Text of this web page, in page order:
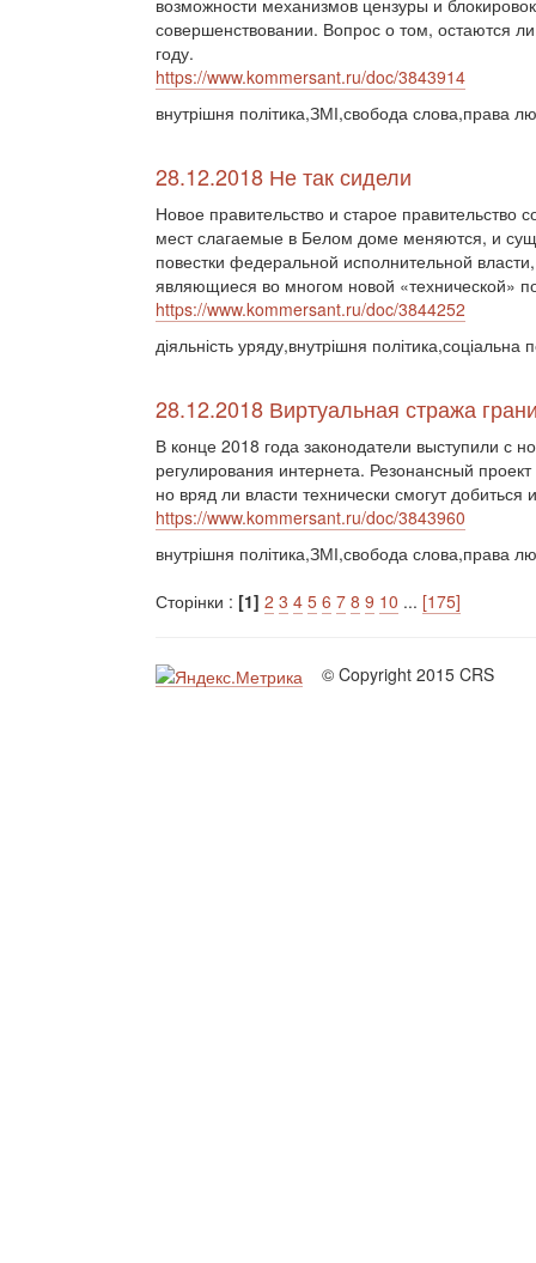
возможности механизмов цензуры и
совершенствовании. Вопрос о том, остаются
году.
https://www.kommersant.ru/doc/3843914
внутрішня політика,ЗМІ,свобода слова,права
28.12.2018 Не так сидели
Новое правительство и старое правительство
мест слагаемые в Белом доме меняются, и
повестки федеральной исполнительной
являющиеся во многом новой «технической»
https://www.kommersant.ru/doc/3844252
діяльність уряду,внутрішня політика,соціальна
28.12.2018 Виртуальная стража
В конце 2018 года законодатели выступили с
регулирования интернета. Резонансный
но вряд ли власти технически смогут добиться
https://www.kommersant.ru/doc/3843960
внутрішня політика,ЗМІ,свобода слова,права
Сторінки : [1] 2 3 4 5 6 7 8 9 10 ... [175]
© Copyright 2015 CRS